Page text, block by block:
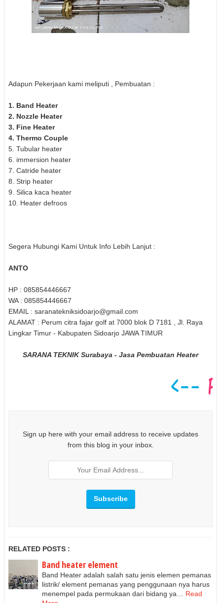
Adapun Pekerjaan kami meliputi , Pembuatan :
1. Band Heater
2. Nozzle Heater
3. Fine Heater
4. Thermo Couple
5. Tubular heater
6. immersion heater
7. Catride heater
8. Strip heater
9. Silica kaca heater
10. Heater defroos
Segera Hubungi Kami Untuk Info Lebih Lanjut :
ANTO
HP : 085854446667
WA : 085854446667
EMAIL : saranatekniksidoarjo@gmail.com
ALAMAT : Perum citra fajar golf at 7000 blok D 7181 , Jl. Raya
Lingkar Timur - Kabupaten Sidoarjo JAWA TIMUR
SARANA TEKNIK Surabaya - Jasa Pembuatan Heater
Sign up here with your email address to receive updates
from this blog in your inbox.
RELATED POSTS :
Band heater element
Band Heater adalah salah satu jenis elemen pemanas
listrik/ element pemanas yang penggunaan nya harus
menempel pada permukaan dari bidang ya…
Read